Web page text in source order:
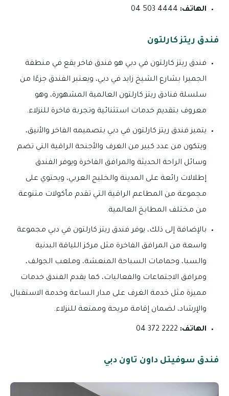
الهاتف: 4444 503 04
فندق ريتز كارلتون
فندق ريتز كارلتون في دبي هو فندق فاخر يقع في منطقة
الجميرا بشارع الشيخ زايد في دبي، ويعتبر الفندق جزءًا من
سلسلة فنادق ريتز كارلتون العالمية المشهورة، وهو
معروف بتقديم خدمات استثنائية وتجربة فاخرة للنزلاء.
يتميز فندق ريتز كارلتون في دبي بتصميمه الفاخر والأنيق،
ويتكون من عدد كبير من الغرف والأجنحة الراقية التي تضم
وسائل الراحة الحديثة والمرافق الفاخرة ويوفر الفندق
إطلالات رائعة على المدينة والخليج العربي، ويحتوي على
مجموعة من المطاعم الراقية التي تقدم مأكولات متنوعة
من مختلف المطابخ العالمية.
بالإضافة إلى ذلك، يوفر فندق ريتز كارلتون في دبي مجموعة
واسعة من المرافق الفاخرة مثل مركز اللياقة البدنية
والسبا، وحمامات السباحة المنعشة، وملعب الجولف،
ومرافق الاجتماعات والفعاليات، كما يقدم الفندق خدمات
مميزة مثل خدمة الغرف على مدار الساعة وخدمة الاستقبال
والإرشاد، لضمان إقامة مريحة وممتعة للنزلاء.
الهاتف:
فندق سوفيتل داون تاون دبي